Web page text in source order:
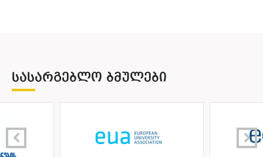
ᲡᲐᲡᲐᲠᲒᲔᲑᲚᲝ ᲑᲛᲣᲚᲔᲑᲘ